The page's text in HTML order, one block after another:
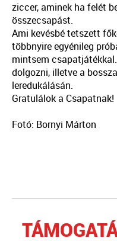
ziccer, aminek ha felét
összecsapást.
Ami kevésbé tetszett
többnyire egyénileg
mintsem
dolgozni, illetve a
leredukálásán.
Gratulálok a Csapatnak!
Fotó: Bornyi Márton